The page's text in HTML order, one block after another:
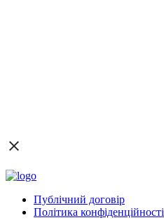
Публічний договір
Політика конфіденційності